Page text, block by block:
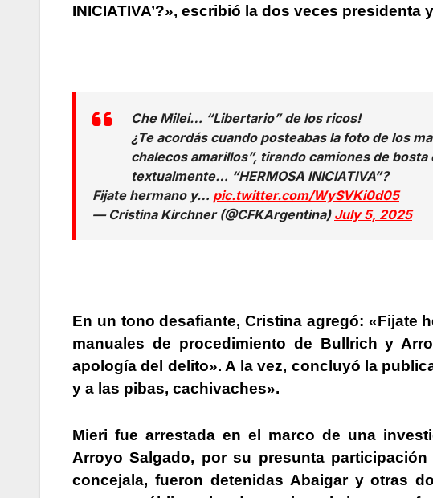
INICIATIVA’?», escribió la dos veces presidenta
Che Milei… “Libertario” de los ricos!
¿Te acordás cuando posteabas la foto de los
chalecos amarillos”, tirando camiones de
textualmente… “HERMOSA INICIATIVA”?
Fijate hermano y… pic.twitter.com/WySVKi0d05
— Cristina Kirchner (@CFKArgentina) July 5, 2025
En un tono desafiante, Cristina agregó: «Fijate
manuales de procedimiento de Bullrich y
apología del delito». A la vez, concluyó la
y a las pibas, cachivaches».
Mieri fue arrestada en el marco de una
Arroyo Salgado, por su presunta
concejala, fueron detenidas Abaigar y otras